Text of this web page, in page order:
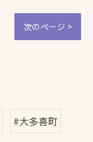
次のページ >
#大多喜町